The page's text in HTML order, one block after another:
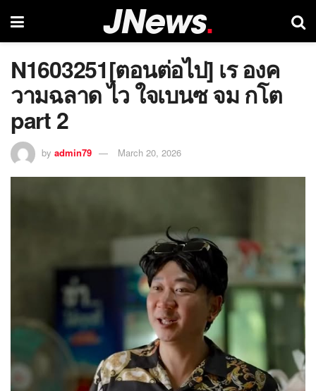
N1603251[ตอนต่อไป] เร องค
วามฉลาด ไว ใจเบนซ จม กโต
part 2
by admin79 March 20, 2026